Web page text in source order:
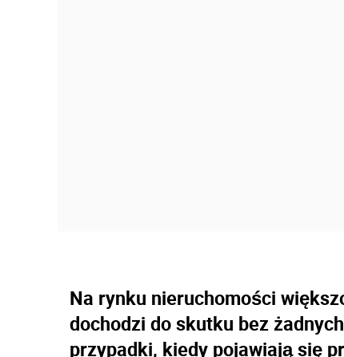
Na rynku nieruchomości
dochodzi do skutku bez
przypadki, kiedy pojawiają się